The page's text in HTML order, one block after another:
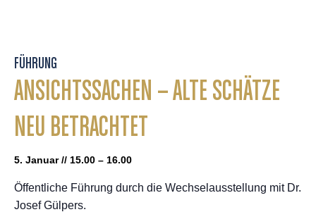
FÜHRUNG
ANSICHTSSACHEN – ALTE SCHÄTZE
NEU BETRACHTET
5. Januar // 15.00 – 16.00
Öffentliche Führung durch die Wechselausstellung mit Dr.
Josef Gülpers.